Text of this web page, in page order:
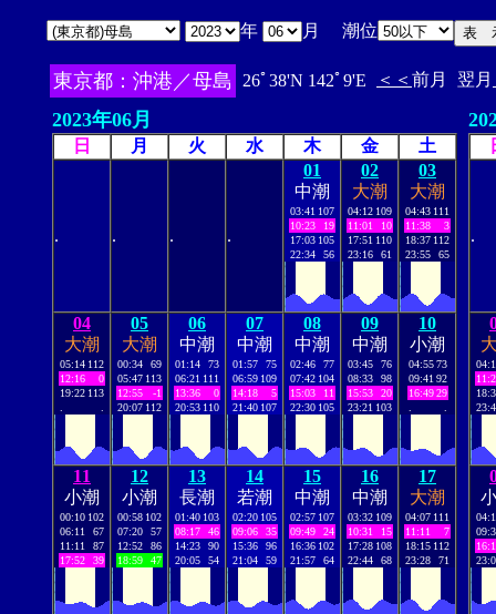
年 月 潮位
東京都：沖港／母島 26ﾟ38'N 142ﾟ9'E ＜＜ 前月 翌月
2023年06月
日 月 火 水 木 金 土
. . . .
01
中潮
03:41 107
10:23
19
17:03 105
22:34
56
02
大潮
04:12 109
11:01
10
17:51 110
23:16
61
03
大潮
04:43 111
11:38
3
18:37 112
23:55
65
04
大潮
05:14 112
12:16
0
19:22 113
05
大潮
00:34
69
05:47 113
12:55
-1
20:07 112
06
中潮
01:14
73
06:21 111
13:36
0
20:53 110
07
中潮
01:57
75
06:59 109
14:18
5
21:40 107
08
中潮
02:46
77
07:42 104
15:03
11
22:30 105
09
中潮
03:45
76
08:33
98
15:53
20
23:21 103
10
小潮
04:55 73
09:41 92
16:49 29
11
小潮
00:10 102
06:11
67
11:11
87
17:52
39
12
小潮
00:58 102
07:20
57
12:52
86
18:59
47
13
長潮
01:40 103
08:17
46
14:23
90
20:05
54
14
若潮
02:20 105
09:06
35
15:36
96
21:04
59
15
中潮
02:57 107
09:49
24
16:36 102
21:57
64
16
中潮
03:32 109
10:31
15
17:28 108
22:44
68
17
大潮
04:07 111
11:11
7
18:15 112
23:28
71
.